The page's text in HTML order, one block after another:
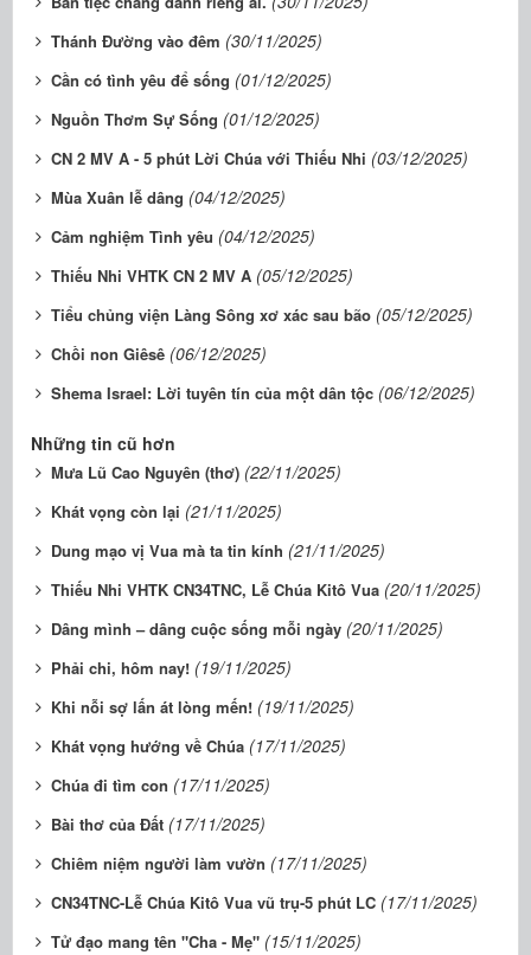
Thánh Đường vào đêm (30/11/2025)
Cần có tình yêu để sống (01/12/2025)
Nguồn Thơm Sự Sống (01/12/2025)
CN 2 MV A - 5 phút Lời Chúa với Thiếu Nhi (03/12/2025)
Mùa Xuân lễ dâng (04/12/2025)
Cảm nghiệm Tình yêu (04/12/2025)
Thiếu Nhi VHTK CN 2 MV A (05/12/2025)
Tiểu chủng viện Làng Sông xơ xác sau bão (05/12/2025)
Chồi non Giêsê (06/12/2025)
Shema Israel: Lời tuyên tín của một dân tộc (06/12/2025)
Những tin cũ hơn
Mưa Lũ Cao Nguyên (thơ) (22/11/2025)
Khát vọng còn lại (21/11/2025)
Dung mạo vị Vua mà ta tin kính (21/11/2025)
Thiếu Nhi VHTK CN34TNC, Lễ Chúa Kitô Vua (20/11/2025)
Dâng mình – dâng cuộc sống mỗi ngày (20/11/2025)
Phải chi, hôm nay! (19/11/2025)
Khi nỗi sợ lấn át lòng mến! (19/11/2025)
Khát vọng hướng về Chúa (17/11/2025)
Chúa đi tìm con (17/11/2025)
Bài thơ của Đất (17/11/2025)
Chiêm niệm người làm vườn (17/11/2025)
CN34TNC-Lễ Chúa Kitô Vua vũ trụ-5 phút LC (17/11/2025)
Tử đạo mang tên "Cha - Mẹ" (15/11/2025)